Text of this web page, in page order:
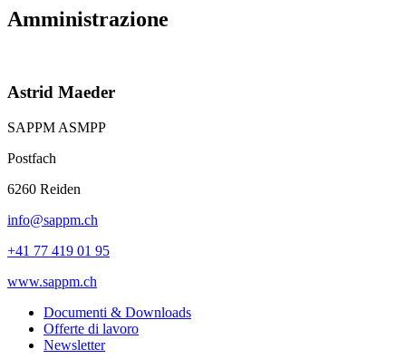
Amministrazione
Astrid Maeder
SAPPM ASMPP
Postfach
6260 Reiden
info@sappm.ch
+41 77 419 01 95
www.sappm.ch
Documenti & Downloads
Offerte di lavoro
Newsletter